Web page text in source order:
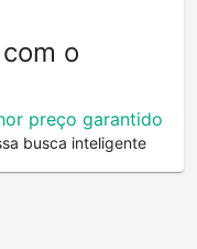
o
preço garantido
busca inteligente